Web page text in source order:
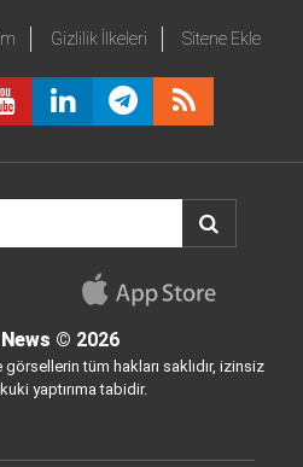
Gizlilik İlkeleri Sitene Ekle
© 2026
tüm hakları saklıdır, izinsiz
yaptırıma tabidir.